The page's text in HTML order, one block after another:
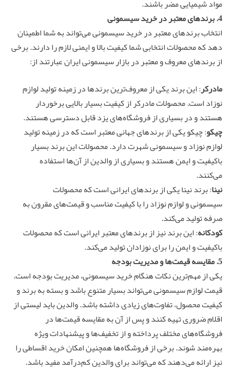
مواد شیمیایی مضر باشند.
4. برندهای معتبر در خرید سیسمونی
انتخاب برندهای معتبر در خرید سیسمونی می‌تواند به شما اطمینان
دهد که محصولات انتخابی شما کیفیت بالا و ایمنی لازم را دارند. برخی
از برندهای معروف و معتبر در بازار سیسمونی ایران عبارتند از:
مادرکر: این برند یکی از معروف‌ترین برندها در زمینه تولید لوازم
نوزاد است. محصولات مادرکر از کیفیت بسیار بالایی برخوردار
هستند و در بسیاری از فروشگاه‌های یزد قابل دسترسی هستند.
چیکو: چیکو یکی از برندهای جهانی معتبر است که در زمینه تولید
لوازم نوزاد و سیسمونی شهرت دارد. محصولات این برند بسیار
باکیفیت و ایمن هستند و بسیاری از والدین از آن‌ها استفاده
می‌کنند.
نینا: برند نینا یکی از برندهای ایرانی است که محصولات
سیسمونی و لوازم نوزاد را با کیفیت مناسب و قیمت‌های مقرون به
صرفه تولید می‌کند.
کودکانه: این برند نیز از برندهای معتبر ایرانی است که محصولات
باکیفیت و ایمن را برای نوزادان تولید می‌کند.
5. مقایسه قیمت‌ها و مدیریت بودجه
یکی از مهم‌ترین نکات هنگام خرید سیسمونی، مدیریت بودجه است.
قیمت لوازم سیسمونی می‌تواند بسیار متنوع باشد و بسته به برند و
کیفیت محصول، تفاوت‌های زیادی داشته باشد. والدین باید لیستی از
اقلام ضروری تهیه کنند و پس از آن به مقایسه قیمت‌ها در
فروشگاه‌های مختلف پرداخته و از تخفیف‌ها و پیشنهادات ویژه
بهره‌مند شوند. برخی از فروشگاه‌ها همچنین امکان خرید اقساطی را
نیز ارائه می‌دهند که می‌تواند برای والدین کم‌درآمد مفید باشد.